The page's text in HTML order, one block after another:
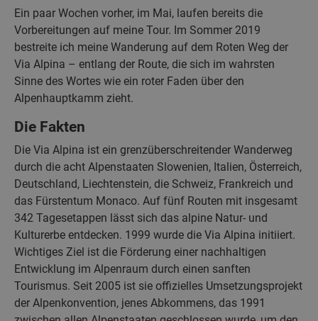
Ein paar Wochen vorher, im Mai, laufen bereits die
Vorbereitungen auf meine Tour. Im Sommer 2019
bestreite ich meine Wanderung auf dem Roten Weg der
Via Alpina – entlang der Route, die sich im wahrsten
Sinne des Wortes wie ein roter Faden über den
Alpenhauptkamm zieht.
Die Fakten
Die Via Alpina ist ein grenzüberschreitender Wanderweg
durch die acht Alpenstaaten Slowenien, Italien, Österreich,
Deutschland, Liechtenstein, die Schweiz, Frankreich und
das Fürstentum Monaco. Auf fünf Routen mit insgesamt
342 Tagesetappen lässt sich das alpine Natur- und
Kulturerbe entdecken. 1999 wurde die Via Alpina initiiert.
Wichtiges Ziel ist die Förderung einer nachhaltigen
Entwicklung im Alpenraum durch einen sanften
Tourismus. Seit 2005 ist sie offizielles Umsetzungsprojekt
der Alpenkonvention, jenes Abkommens, das 1991